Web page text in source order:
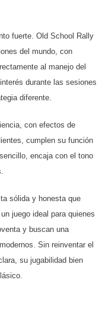
fuerte. Old School Rally
del mundo, con
al manejo del
durante las sesiones
diferente.
con efectos de
cumplen su función
encaja con el tono
sólida y honesta que
juego ideal para quienes
y buscan una
Sin reinventar el
su jugabilidad bien